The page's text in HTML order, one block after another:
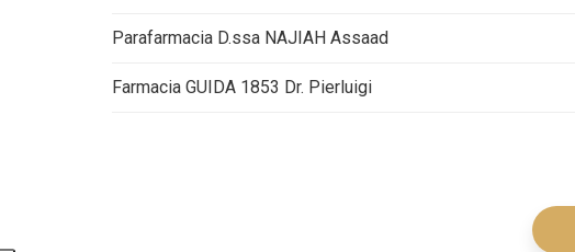
Parafarmacia D.ssa NAJIAH Assaad
Farmacia GUIDA 1853 Dr. Pierluigi